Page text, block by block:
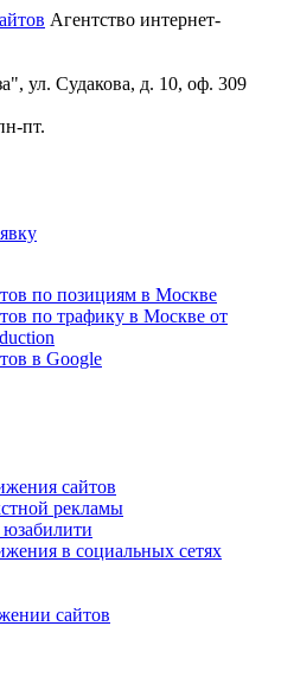
Агентство интернет-
ул. Судакова, д. 10, оф. 309
пт.
по позициям в Москве
по трафику в Москве от
в Google
сайтов
рекламы
юзабилити
в социальных сетях
сайтов